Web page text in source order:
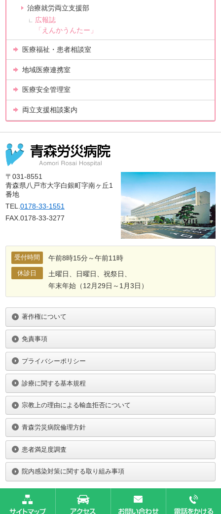
治療就労両立支援部
広報誌
「えんかうんたー」
医療福祉・患者相談室
地域医療連携室
医療安全管理室
両立支援相談案内
〒031-8551
青森県八戸市大字白銀町字南ヶ丘1
番地
TEL.0178-33-1551
FAX.0178-33-3277
受付時間 午前8時15分～午前11時
休診日
土曜日、日曜日、祝祭日、
年末年始（12月29日～1月3日）
著作権について
免責事項
プライバシーポリシー
診療に関する基本規程
宗教上の理由による輸血拒否について
青森労災病院倫理方針
患者満足度調査
院内感染対策に関する取り組み事項